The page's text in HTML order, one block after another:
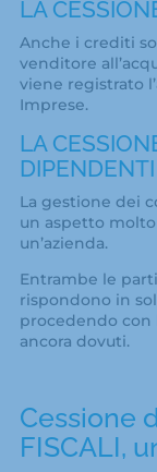
LA
Anche i crediti
venditore
viene registrato
Imprese.
LA
DIPENDENTI
La gestione dei
un aspetto
un’azienda.
Entrambe le
rispondono in
procedendo con
ancora dovuti.
Cessione
FISCALI,